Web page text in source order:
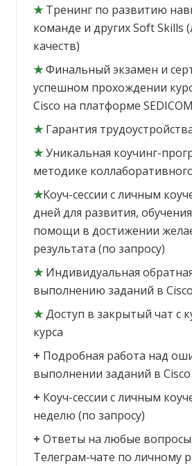
★ Тренинг по развитию
команде и других Soft Skills
качеств)
★Финальный экзамен и
успешном прохождении
Cisco на платформе
★ Гарантия
★Уникальная коучинг-
методике
★Коуч-сессии с личным
дней для развития,
помощи в достижении
результата (по запросу)
★ Индивидуальная
выполнению заданий в
★Доступ в закрытый чат с
курса
+ Подробная работа над
выполнении заданий в
+ Коуч-сессии с личным
неделю (по запросу)
+ Ответы на любые вопросы
Телеграм-чате по личному